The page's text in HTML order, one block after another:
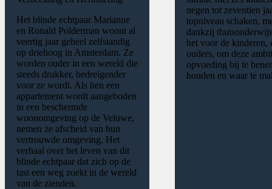
Het blinde echtpaar Marianne
en Ronald Polderman woont al
veertig jaar geheel zelfstandig
op driehoog in Amsterdam. Ze
worden ouder in een wereld die
steeds drukker, bedreigender
voor ze wordt. Als hen een
appartement wordt aangeboden
in een beschermde
woonomgeving op de Veluwe,
nemen ze afscheid van hun
vertrouwde omgeving. Het
verhaal over het leven van dit
blinde echtpaar dat zich op de
tast een weg zoekt in de wereld
van de zienden.
negen tot zeventien
topniveau schaken,
dankzij
het voor de kinderen,
ouders, om deze
opvoeding bij te
houden en waar te